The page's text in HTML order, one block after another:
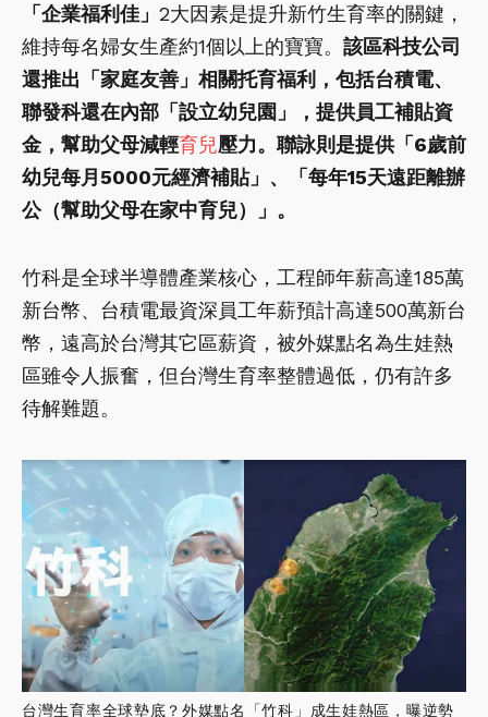
「企業福利佳」 2大因素是提升新竹生育率的關鍵，
維持每名婦女生產約1個以上的寶寶。 該區科技公司
還推出「家庭友善」相關托育福利，包括台積電、
聯發科還在內部「設立幼兒園」，提供員工補貼資
金，幫助父母減輕育兒壓力。聯詠則是提供「6歲前
幼兒每月5000元經濟補貼」、「每年15天遠距離辦
公（幫助父母在家中育兒）」。
竹科是全球半導體產業核心，工程師年薪高達185萬
新台幣、台積電最資深員工年薪預計高達500萬新台
幣，遠高於台灣其它區薪資，被外媒點名為生娃熱
區雖令人振奮，但台灣生育率整體過低，仍有許多
待解難題。
台灣生育率全球墊底？外媒點名「竹科」成生娃熱區，曝逆勢